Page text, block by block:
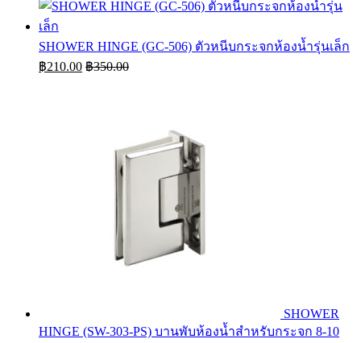
SHOWER HINGE (GC-506) ตัวหนีบกระจกห้องน้ำรุ่นเล็ก
฿210.00 ฿350.00
SHOWER
HINGE (SW-303-PS) บานพับห้องน้ำสำหรับกระจก 8-10